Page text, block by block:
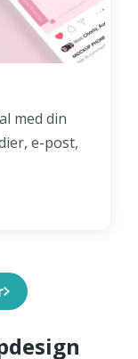
med din
e-post,